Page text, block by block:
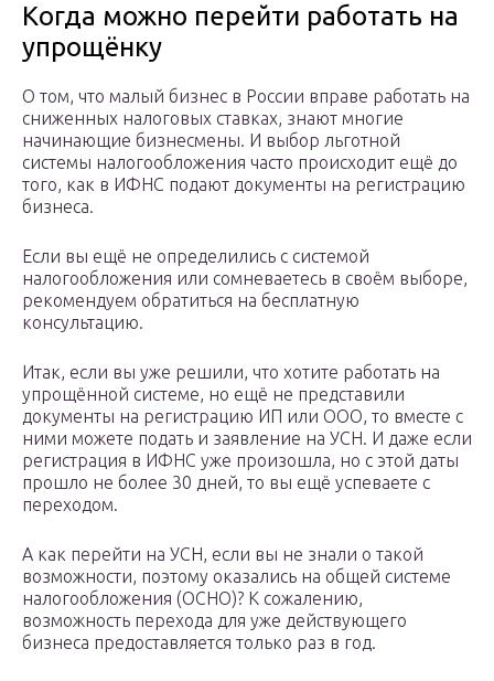
Когда можно перейти работать на
упрощёнку
О том, что малый бизнес в России вправе работать на
сниженных налоговых ставках, знают многие
начинающие бизнесмены. И выбор льготной
системы налогообложения часто происходит ещё до
того, как в ИФНС подают документы на регистрацию
бизнеса.
Если вы ещё не определились с системой
налогообложения или сомневаетесь в своём выборе,
рекомендуем обратиться на бесплатную
консультацию.
Итак, если вы уже решили, что хотите работать на
упрощённой системе, но ещё не представили
документы на регистрацию ИП или ООО, то вместе с
ними можете подать и заявление на УСН. И даже если
регистрация в ИФНС уже произошла, но с этой даты
прошло не более 30 дней, то вы ещё успеваете с
переходом.
А как перейти на УСН, если вы не знали о такой
возможности, поэтому оказались на общей системе
налогообложения (ОСНО)? К сожалению,
возможность перехода для уже действующего
бизнеса предоставляется только раз в год.